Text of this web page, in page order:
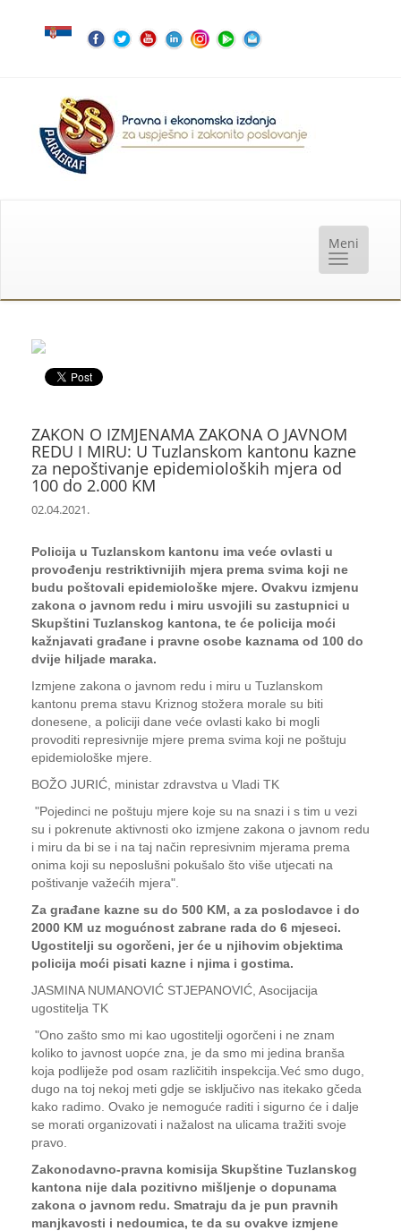
ZAKON O IZMJENAMA ZAKONA O JAVNOM
REDU I MIRU: U Tuzlanskom kantonu kazne
za nepoštivanje epidemioloških mjera od
100 do 2.000 KM
02.04.2021.
Policija u Tuzlanskom kantonu ima veće ovlasti u
provođenju restriktivnijih mjera prema svima koji ne
budu poštovali epidemiološke mjere. Ovakvu izmjenu
zakona o javnom redu i miru usvojili su zastupnici u
Skupštini Tuzlanskog kantona, te će policija moći
kažnjavati građane i pravne osobe kaznama od 100 do
dvije hiljade maraka.
Izmjene zakona o javnom redu i miru u Tuzlanskom
kantonu prema stavu Kriznog stožera morale su biti
donesene, a policiji dane veće ovlasti kako bi mogli
provoditi represivnije mjere prema svima koji ne poštuju
epidemiološke mjere.
BOŽO JURIĆ, ministar zdravstva u Vladi TK
"Pojedinci ne poštuju mjere koje su na snazi i s tim u vezi
su i pokrenute aktivnosti oko izmjene zakona o javnom redu
i miru da bi se i na taj način represivnim mjerama prema
onima koji su neposlušni pokušalo što više utjecati na
poštivanje važećih mjera".
Za građane kazne su do 500 KM, a za poslodavce i do
2000 KM uz mogućnost zabrane rada do 6 mjeseci.
Ugostitelji su ogorčeni, jer će u njihovim objektima
policija moći pisati kazne i njima i gostima.
JASMINA NUMANOVIĆ STJEPANOVIĆ, Asocijacija
ugostitelja TK
"Ono zašto smo mi kao ugostitelji ogorčeni i ne znam
koliko to javnost uopće zna, je da smo mi jedina branša
koja podliježe pod osam različitih inspekcija.Već smo dugo,
dugo na toj nekoj meti gdje se isključivo nas itekako gčeda
kako radimo. Ovako je nemoguće raditi i sigurno će i dalje
se morati organizovati i nažalost na ulicama tražiti svoje
pravo.
Zakonodavno-pravna komisija Skupštine Tuzlanskog
kantona nije dala pozitivno mišljenje o dopunama
zakona o javnom redu. Smatraju da je pun pravnih
manjkavosti i nedoumica, te da su ovakve izmjene